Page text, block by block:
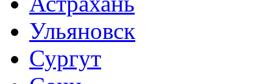
Ульяновск
Сургут